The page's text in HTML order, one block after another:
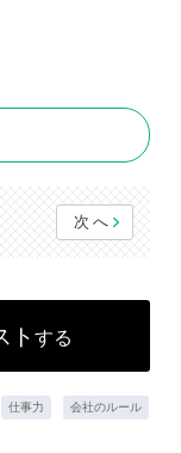
次へ
ト する
仕事力 会社のルール